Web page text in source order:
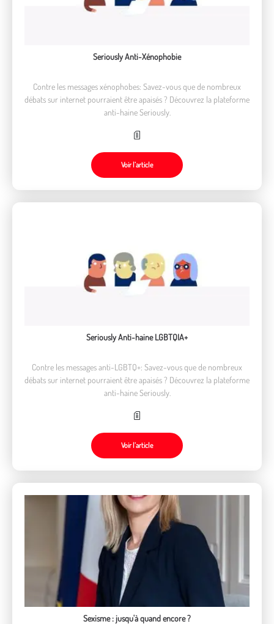
Seriously Anti-Xénophobie
Contre les messages xénophobes: Savez-vous que de nombreux
débats sur internet pourraient être apaisés ? Découvrez la plateforme
anti-haine Seriously.
Voir l’article
Seriously Anti-haine LGBTQIA+
Contre les messages anti-LGBTQ+: Savez-vous que de nombreux
débats sur internet pourraient être apaisés ? Découvrez la plateforme
anti-haine Seriously.
Voir l’article
Sexisme : jusqu'à quand encore ?